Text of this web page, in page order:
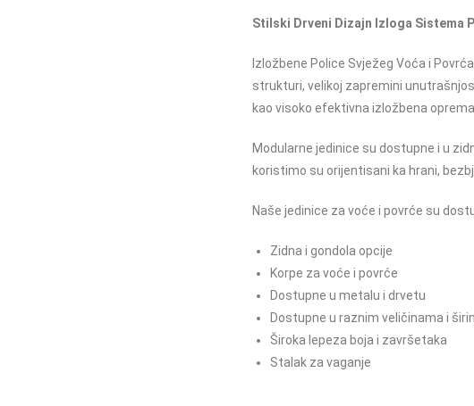
Stilski Drveni Dizajn Izloga Sistema
Izložbene Police Svježeg Voća i
strukturi, velikoj zapremini
kao visoko efektivna izložbena oprema.
Modularne jedinice su dostupne i u
koristimo su orijentisani ka hrani,
Naše jedinice za voće i povrće su
Zidna i gondola opcije
Korpe za voće i povrće
Dostupne u metalu i drvetu
Dostupne u raznim veličinama i
Široka lepeza boja i završetaka
Stalak za vaganje